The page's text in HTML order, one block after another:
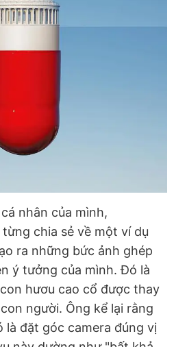
nhân của mình,
chia sẻ về một ví dụ
ra những bức ảnh ghép
ý tưởng của mình. Đó là
hươu cao cổ được thay
người. Ông kể lại rằng
là đặt góc camera đúng vị